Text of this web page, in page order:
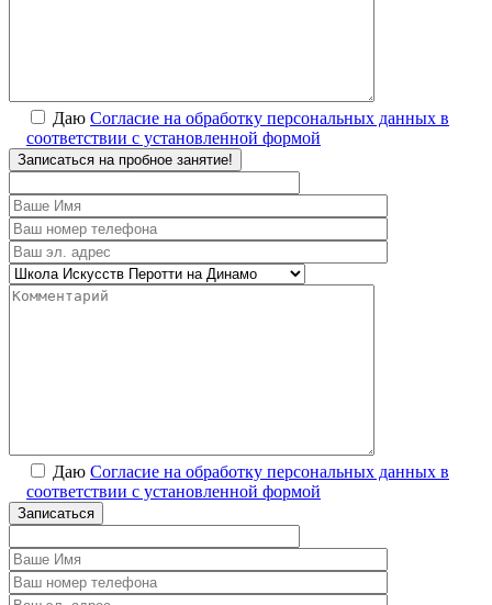
Даю Согласие на обработку персональных данных в
соответствии с установленной формой
Записаться на пробное занятие!
Даю Согласие на обработку персональных данных в
соответствии с установленной формой
Записаться